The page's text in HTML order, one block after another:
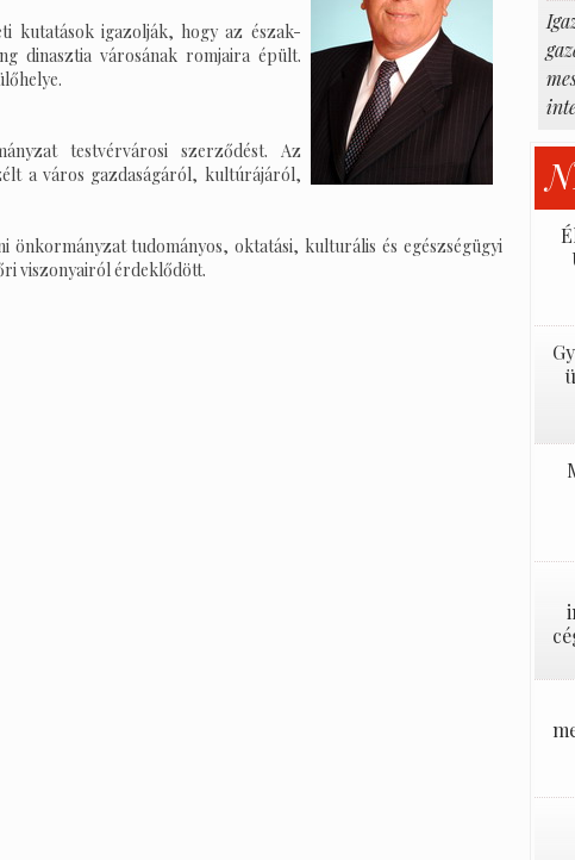
kutatások igazolják, hogy az észak-
dinasztia városának romjaira épült.
testvérvárosi szerződést. Az
a város gazdaságáról, kultúrájáról,
önkormányzat tudományos, oktatási, kulturális és egészségügyi
viszonyairól érdeklődött.